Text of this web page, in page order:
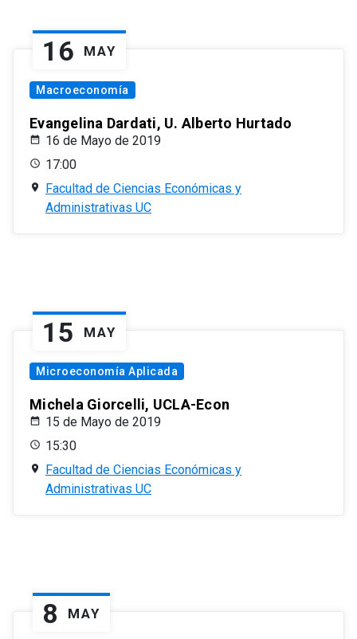
16 MAY
Macroeconomía
Evangelina Dardati, U. Alberto Hurtado
16 de Mayo de 2019
17:00
Facultad de Ciencias Económicas y
Administrativas UC
15 MAY
Microeconomía Aplicada
Michela Giorcelli, UCLA-Econ
15 de Mayo de 2019
15:30
Facultad de Ciencias Económicas y
Administrativas UC
8 MAY